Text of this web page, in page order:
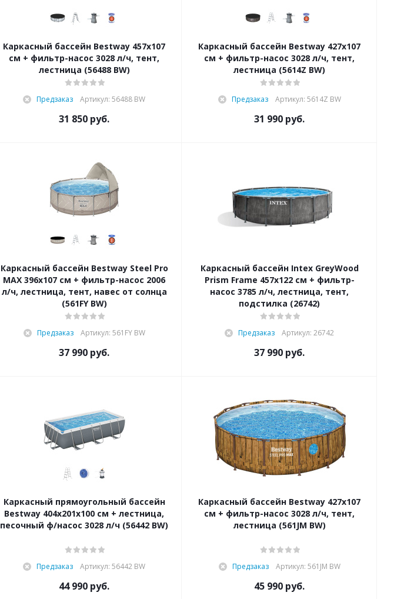
Каркасный бассейн Bestway 457х107
см + фильтр-насос 3028 л/ч, тент,
лестница (56488 BW)
Предзаказ Артикул: 56488 BW
31 850 руб.
Каркасный бассейн Bestway 427х107
см + фильтр-насос 3028 л/ч, тент,
лестница (5614Z BW)
Предзаказ Артикул: 5614Z BW
31 990 руб.
Каркасный бассейн Bestway Steel Pro
MAX 396х107 см + фильтр-насос 2006
л/ч, лестница, тент, навес от солнца
(561FY BW)
Предзаказ Артикул: 561FY BW
37 990 руб.
Каркасный бассейн Intex GreyWood
Prism Frame 457x122 см + фильтр-
насос 3785 л/ч, лестница, тент,
подстилка (26742)
Предзаказ Артикул: 26742
37 990 руб.
Каркасный прямоугольный бассейн
Bestway 404х201х100 см + лестница,
песочный ф/насос 3028 л/ч (56442 BW)
Предзаказ Артикул: 56442 BW
44 990 руб.
Каркасный бассейн Bestway 427х107
см + фильтр-насос 3028 л/ч, тент,
лестница (561JM BW)
Предзаказ Артикул: 561JM BW
45 990 руб.